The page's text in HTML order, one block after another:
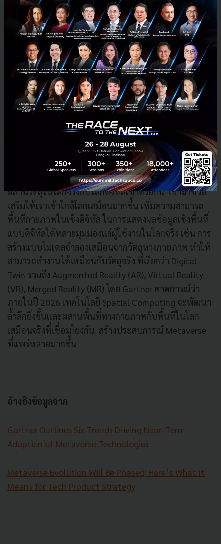
การใช้งานเทคโนโลยี Non-fungible token (NFT) จะเป็น
โมเดลธุรกิจสำหรับผู้สร้างสรรค์เนื้อหาที่แสดงความเป็น
เจ้าของในสินทรัพย์ สามารถส่งมอบต่อหรือขายต่อได้ มีรูป
แบบการเพิ่มขีดความสามารถในการหารายได้และนำ
เสนอผลงานที่เปลี่ยนไปจาก Business Model แบบเดิม
เกิดมูลค่าและรูปแบบเศรษฐกิจใหม่ โดย Gartner คาด
การณ์ว่าในปี 2027 25% ของธุรกิจค้าปลีกที่ทำธุรกิจ E-
Commerce จะเริ่มดำเนินการ Proof of Concept เพื่อ
สร้าง Tokenized Assets บนโลก Metaverse
Spatial Computing
เทคโนโลยีที่มีความสามารถในการคำนวณเชิงพื้นที่และ
ผสานวัตถุในโลกจริงกับโลกดิจิทัลเข้าด้วยกัน เข้ามาช่วย
เสริมให้เราเข้าใกล้โลกเสมือนมากขึ้น เพิ่มความสามารถ
พื้นที่กายภาพในเชิงดิจิทัล ในการแสดงผลข้อมูลเชิงพื้นที่
แบบดิจิทัลได้หลายมุมมองแก่ผู้ใช้งานในโลกจริง เช่น การ
สร้างแบบโมเดลจำลองเสมือนจากวัตถุทางกายภาพ ทำให้
สามารถทำงานได้เหมือนกับวัตถุจริง ที่เรียกว่า Digital
Twin รวมถึง Augmented Reality (AR), Virtual Reality
(VR), Merged Reality (MR) โดย Gartner คาดการณ์ว่า
ภายในปี 2026 เทคโนโลยี Spatial Computing จะพัฒนา
ล้ำลึกยิ่งขึ้นและผสานพื้นที่ทางกายภาพกับพื้นที่ในโลก
เสมือนจริงที่เชื่อมโยงกัน สร้างประสบการณ์ Metaverse
ที่แพร่หลายมากขึ้น
อ้างอิงข้อมูลจาก
Gartner Outlines Six Trends Driving Near-Term
Adoption of Metaverse Technologies
Metaverse Evolution Will Be Phased; Here’s What It
Means for Tech Product Strategy